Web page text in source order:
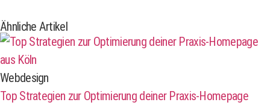
Ähnliche Artikel
Webdesign
Top Strategien zur Optimierung deiner Praxis-Homepage